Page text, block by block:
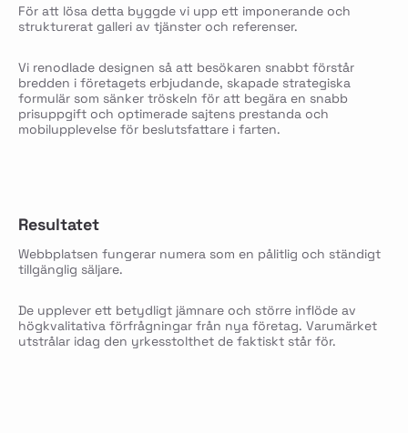
För att lösa detta byggde vi upp ett imponerande och
strukturerat galleri av tjänster och referenser.
Vi renodlade designen så att besökaren snabbt förstår
bredden i företagets erbjudande, skapade strategiska
formulär som sänker tröskeln för att begära en snabb
prisuppgift och optimerade sajtens prestanda och
mobilupplevelse för beslutsfattare i farten.
Resultatet
Webbplatsen fungerar numera som en pålitlig och ständigt
tillgänglig säljare.
De upplever ett betydligt jämnare och större inflöde av
högkvalitativa förfrågningar från nya företag. Varumärket
utstrålar idag den yrkesstolthet de faktiskt står för.